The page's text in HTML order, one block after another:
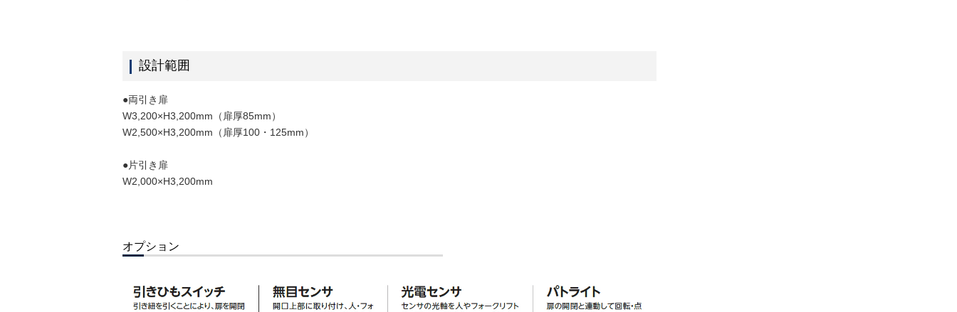
設計範囲
●両引き扉
W3,200×H3,200mm（扉厚85mm）
W2,500×H3,200mm（扉厚100・125mm）
●片引き扉
W2,000×H3,200mm
オプション